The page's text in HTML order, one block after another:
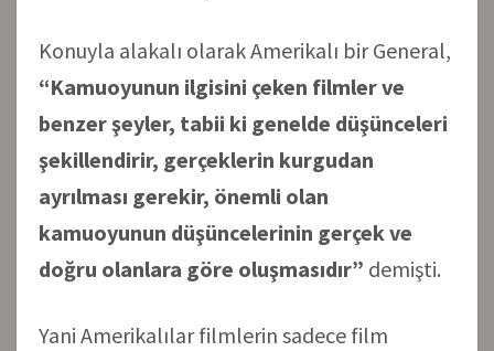
Konuyla alakalı olarak Amerikalı bir General,
“Kamuoyunun ilgisini çeken filmler ve
benzer şeyler, tabii ki genelde düşünceleri
şekillendirir, gerçeklerin kurgudan
ayrılması gerekir, önemli olan
kamuoyunun düşüncelerinin gerçek ve
doğru olanlara göre oluşmasıdır” demişti.
Yani Amerikalılar filmlerin sadece film